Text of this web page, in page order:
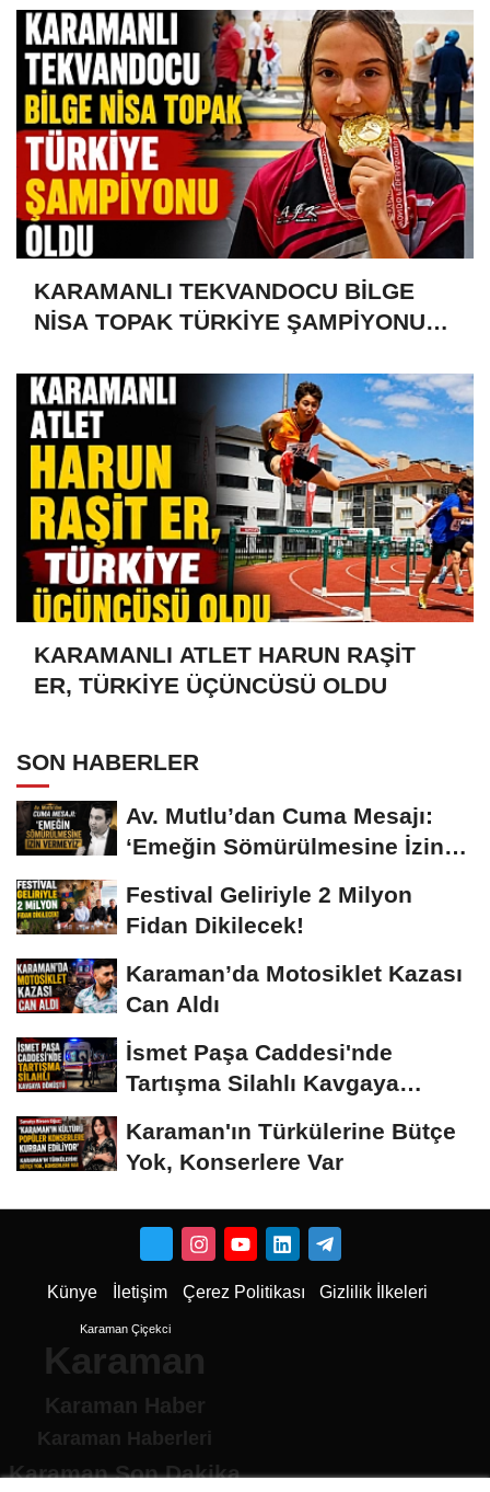
KARAMANLI TEKVANDOCU BİLGE
NİSA TOPAK TÜRKİYE ŞAMPİYONU
KARAMANLI ATLET HARUN RAŞİT
ER, TÜRKİYE ÜÇÜNCÜSÜ OLDU
SON HABERLER
Av. Mutlu’dan Cuma Mesajı:
‘Emeğin Sömürülmesine İzin
Festival Geliriyle 2 Milyon
Fidan Dikilecek!
Karaman’da Motosiklet Kazası
Can Aldı
İsmet Paşa Caddesi'nde
Tartışma Silahlı Kavgaya
Karaman'ın Türkülerine Bütçe
Yok, Konserlere Var
Künye İletişim Çerez Politikası Gizlilik İlkeleri
Karaman Çiçekci
Karaman
Karaman Haber
Karaman Haberleri
Karaman Son Dakika